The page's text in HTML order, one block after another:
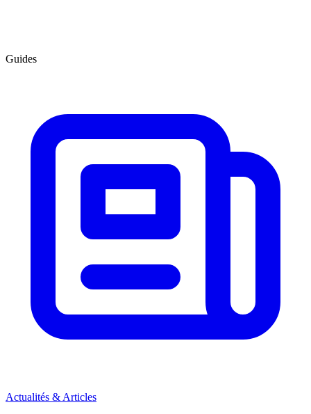
Guides
Actualités & Articles